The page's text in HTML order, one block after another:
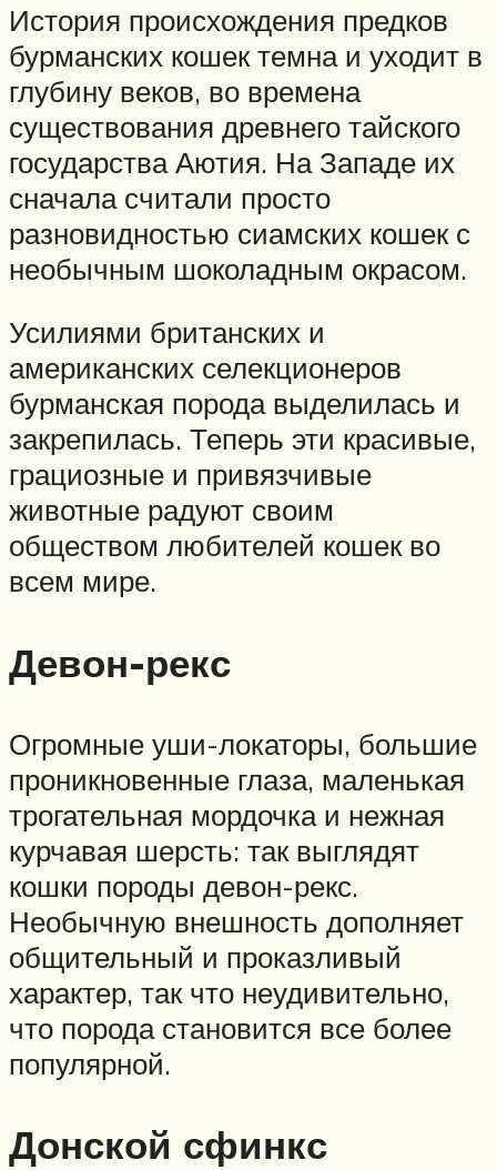
История происхождения предков
бурманских кошек темна и уходит в
глубину веков, во времена
существования древнего тайского
государства Аютия. На Западе их
сначала считали просто
разновидностью сиамских кошек с
необычным шоколадным окрасом.
Усилиями британских и
американских селекционеров
бурманская порода выделилась и
закрепилась. Теперь эти красивые,
грациозные и привязчивые
животные радуют своим
обществом любителей кошек во
всем мире.
Девон-рекс
Огромные уши-локаторы, большие
проникновенные глаза, маленькая
трогательная мордочка и нежная
курчавая шерсть: так выглядят
кошки породы девон-рекс.
Необычную внешность дополняет
общительный и проказливый
характер, так что неудивительно,
что порода становится все более
популярной.
Донской сфинкс